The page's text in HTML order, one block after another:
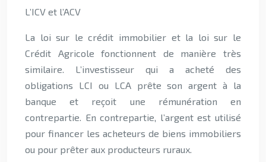
L’ICV et l’ACV
La loi sur le crédit immobilier et la loi sur le
Crédit Agricole fonctionnent de manière très
similaire. L’investisseur qui a acheté des
obligations LCI ou LCA prête son argent à la
banque et reçoit une rémunération en
contrepartie. En contrepartie, l’argent est utilisé
pour financer les acheteurs de biens immobiliers
ou pour prêter aux producteurs ruraux.